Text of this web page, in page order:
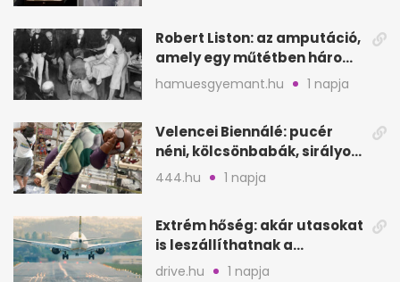
Robert Liston: az amputáció,
amely egy műtétben három
életet követelt
hamuesgyemant.hu 1 napja
Velencei Biennálé: pucér
néni, kölcsönbabák, sirályok,
és kész a családi program
444.hu 1 napja
Extrém hőség: akár utasokat
is leszállíthatnak a
repülőgépről
drive.hu 1 napja